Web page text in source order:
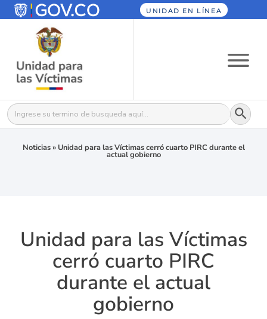
UNIDAD EN LÍNEA
Buscar: Botón
Noticias» Unidad para las Víctimas cerró cuarto PIRC durante el
actual gobierno
Unidad para las Víctimas
cerró cuarto PIRC
durante el actual
gobierno